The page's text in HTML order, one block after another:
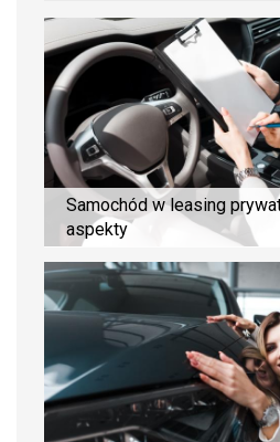
Samochód w leasing
aspekty